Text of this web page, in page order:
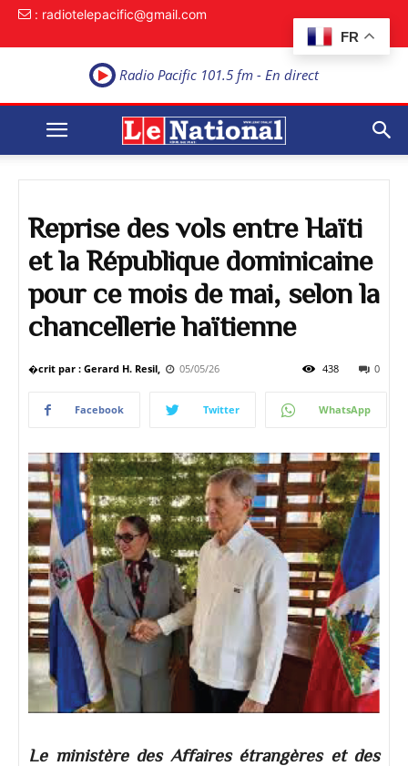
FR
: radiotelepacific@gmail.com
Radio Pacific 101.5 fm - En direct
Reprise des vols entre Haïti
et la République dominicaine
pour ce mois de mai, selon la
chancellerie haïtienne
�crit par : Gerard H. Resil, 05/05/26 0
438
Facebook Twitter WhatsApp
Le ministère des Affaires étrangères et des